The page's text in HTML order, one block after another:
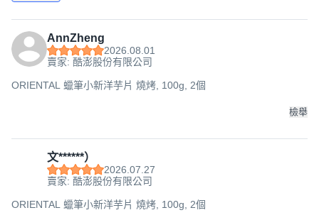
AnnZheng
2026.08.01
賣家: 酷澎股份有限公司
ORIENTAL 蠟筆小新洋芋片 燒烤, 100g, 2個
檢舉
文******）
2026.07.27
賣家: 酷澎股份有限公司
ORIENTAL 蠟筆小新洋芋片 燒烤, 100g, 2個